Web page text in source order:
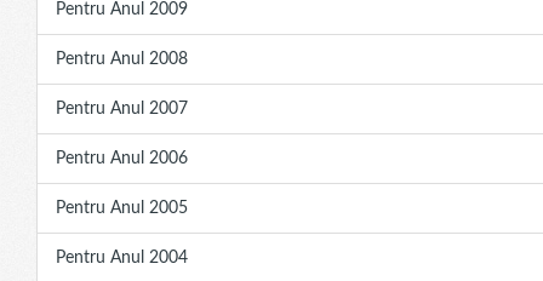
Pentru Anul 2009
Pentru Anul 2008
Pentru Anul 2007
Pentru Anul 2006
Pentru Anul 2005
Pentru Anul 2004